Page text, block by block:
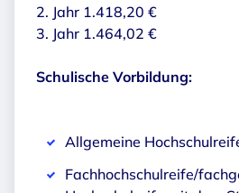
2. Jahr 1.418,20 €
3. Jahr 1.464,02 €
Schulische Vorbildung:
Allgemeine
Fachhochschulreife/